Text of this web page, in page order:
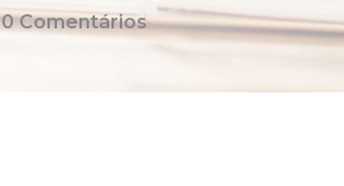
0 Comentários